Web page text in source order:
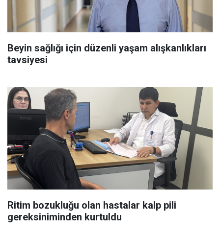
Beyin sağlığı için düzenli yaşam alışkanlıkları
tavsiyesi
Ritim bozukluğu olan hastalar kalp pili
gereksiniminden kurtuldu